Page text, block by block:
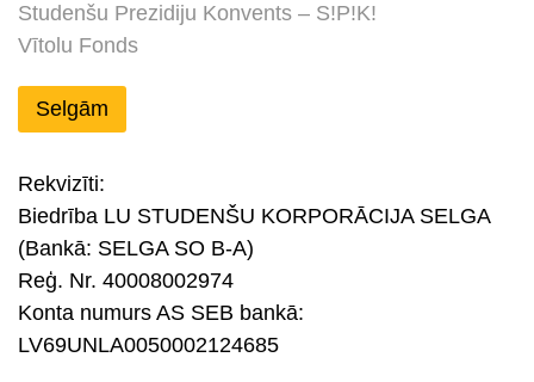
Studenšu Prezidiju Konvents – S!P!K!
Vītolu Fonds
Selgām
Rekvizīti:
Biedrība LU STUDENŠU KORPORĀCIJA SELGA
(Bankā: SELGA SO B-A)
Reģ. Nr. 40008002974
Konta numurs AS SEB bankā:
LV69UNLA0050002124685